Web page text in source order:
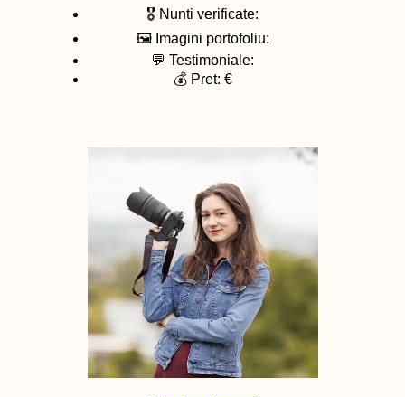
🎖️ Nunti verificate:
🖼️ Imagini portofoliu:
💬 Testimoniale:
💰 Pret: €